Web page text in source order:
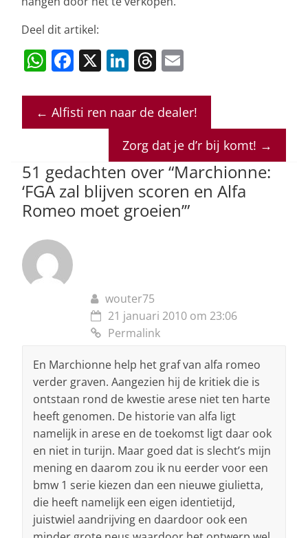
Deel dit artikel:
W
at
s
p
p
F
c
e
o
o
k
X Li
k
e
dI
n
T
re
a
d
s
ai
l
← Alfisti ren naar de dealer!
Zorg dat je d’r bij komt! →
51 gedachten over “Marchionne:
‘FGA zal blijven scoren en Alfa
Romeo moet groeien’”
wouter75
21 januari 2010 om 23:06
Permalink
En Marchionne help het graf van alfa romeo
verder graven. Aangezien hij de kritiek die is
ontstaan rond de kwestie arese niet ten harte
heeft genomen. De historie van alfa ligt
namelijk in arese en de toekomst ligt daar ook
en niet in turijn. Maar goed dat is slecht’s mijn
mening en daarom zou ik nu eerder voor een
bmw 1 serie kiezen dan een nieuwe giulietta,
die heeft namelijk een eigen identietijd,
juistwiel aandrijving en daardoor ook een